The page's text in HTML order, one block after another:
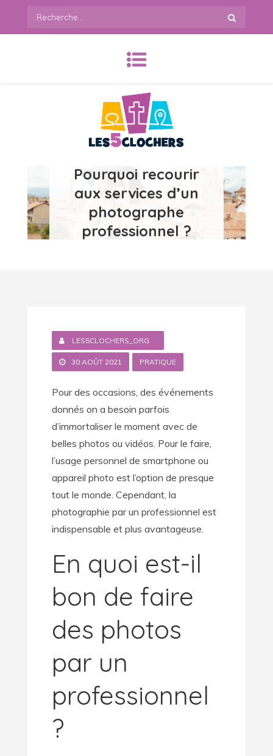
Recherche
:
les5clochers.orgPourquoi recourir
aux services d’un
photographe
professionnel ?
LES5CLOCHERS_ORG
30 AOÛT 2021 PRATIQUE
Pour des occasions, des événements
donnés on a besoin parfois
d’immortaliser le moment avec de
belles photos ou vidéos. Pour le faire,
l’usage personnel de smartphone ou
appareil photo est l’option de presque
tout le monde. Cependant, la
photographie par un professionnel est
indispensable et plus avantageuse.
En quoi est-il
bon de faire
des photos
par un
professionnel
?